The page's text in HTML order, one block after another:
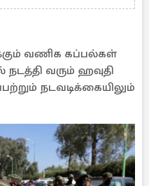
வணிக கப்பல்கள்
வரும் ஹவுதி
நடவடிக்கையிலும்